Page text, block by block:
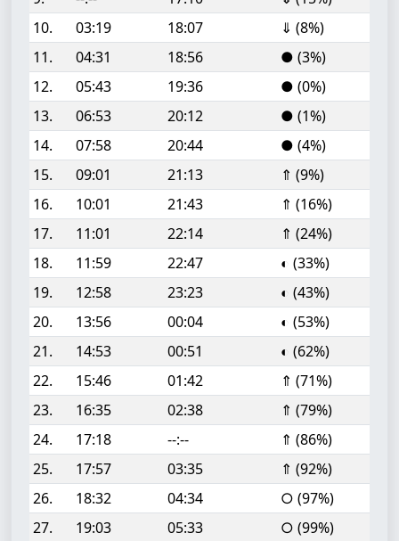
10.
03:19 18:07
⇓ (8%)
11.
04:31 18:56
● (3%)
12.
05:43 19:36
● (0%)
13.
06:53 20:12
● (1%)
14.
07:58 20:44
● (4%)
15.
09:01 21:13
⇑ (9%)
16.
10:01 21:43
⇑ (16%)
17.
11:01 22:14
⇑ (24%)
18.
11:59 22:47
◐ (33%)
19.
12:58 23:23
◐ (43%)
20.
13:56 00:04
◐ (53%)
21.
14:53 00:51
◐ (62%)
22.
15:46 01:42
⇑ (71%)
23.
16:35 02:38
⇑ (79%)
24.
17:18 --:--
⇑ (86%)
25.
17:57 03:35
⇑ (92%)
26.
18:32 04:34
○ (97%)
27.
19:03 05:33 ○ (99%)